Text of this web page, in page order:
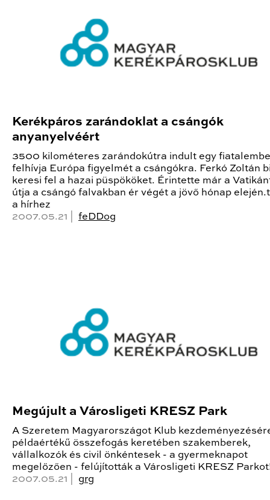
Kerékpáros zarándoklat a csángók
anyanyelvéért
3500 kilométeres zarándokútra indult egy
felhívja Európa figyelmét a csángókra. Ferkó Zoltán
keresi fel a hazai püspököket. Érintette már a
útja a csángó falvakban ér végét a jövő hónap
a hírhez
2007.05.21 | feDDog
Megújult a Városligeti KRESZ Park
A Szeretem Magyarországot Klub
példaértékű összefogás keretében szakemberek,
vállalkozók és civil önkéntesek - a gyermeknapot
megelőzően - felújították a Városligeti KRESZ
2007.05.21 | grg